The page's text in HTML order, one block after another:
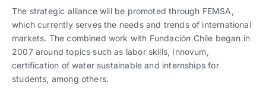
The strategic alliance will be promoted through FEMSA,
which currently serves the needs and trends of international
markets. The combined work with Fundación Chile began in
2007 around topics such as labor skills, Innovum,
certification of water sustainable and internships for
students, among others.